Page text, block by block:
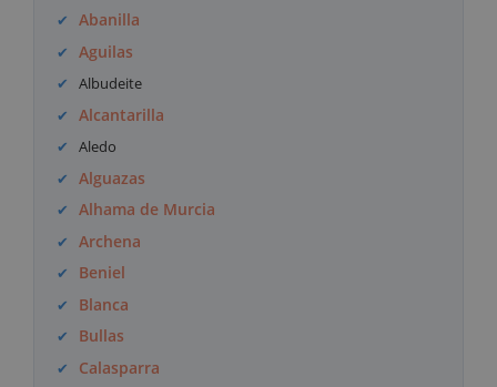
Abanilla
Aguilas
Albudeite
Alcantarilla
Aledo
Alguazas
Alhama de Murcia
Archena
Beniel
Blanca
Bullas
Calasparra